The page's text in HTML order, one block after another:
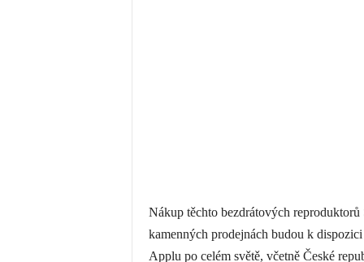
Nákup těchto bezdrátových
kamenných prodejnách budou k
Applu po celém světě, včetně České